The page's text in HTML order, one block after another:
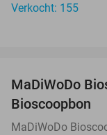
Verkocht: 155
MaDiWoDo
Bioscoopbon
MaDiWoDo